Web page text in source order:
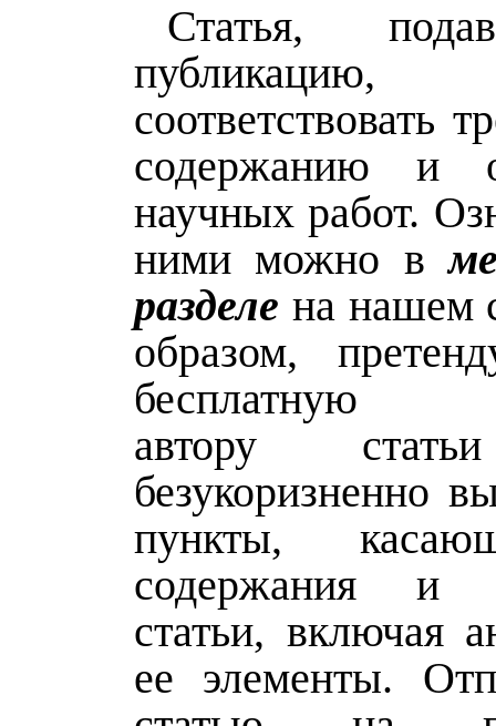
Статья,
соответствовать
содержанию и
научных работ.
ними можно в
разделе на нашем
образом,
бесплатную
автору
безукоризненно
пункты,
содержания и
статьи, включая
ее элементы.